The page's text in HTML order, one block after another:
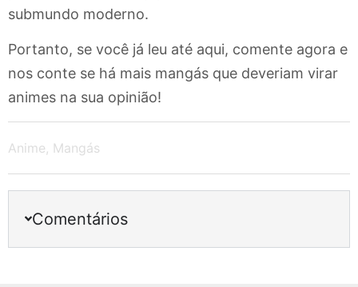
submundo moderno.
Portanto, se você já leu até aqui, comente agora e
nos conte se há mais mangás que deveriam virar
animes na sua opinião!
Anime Mangás
Comentários